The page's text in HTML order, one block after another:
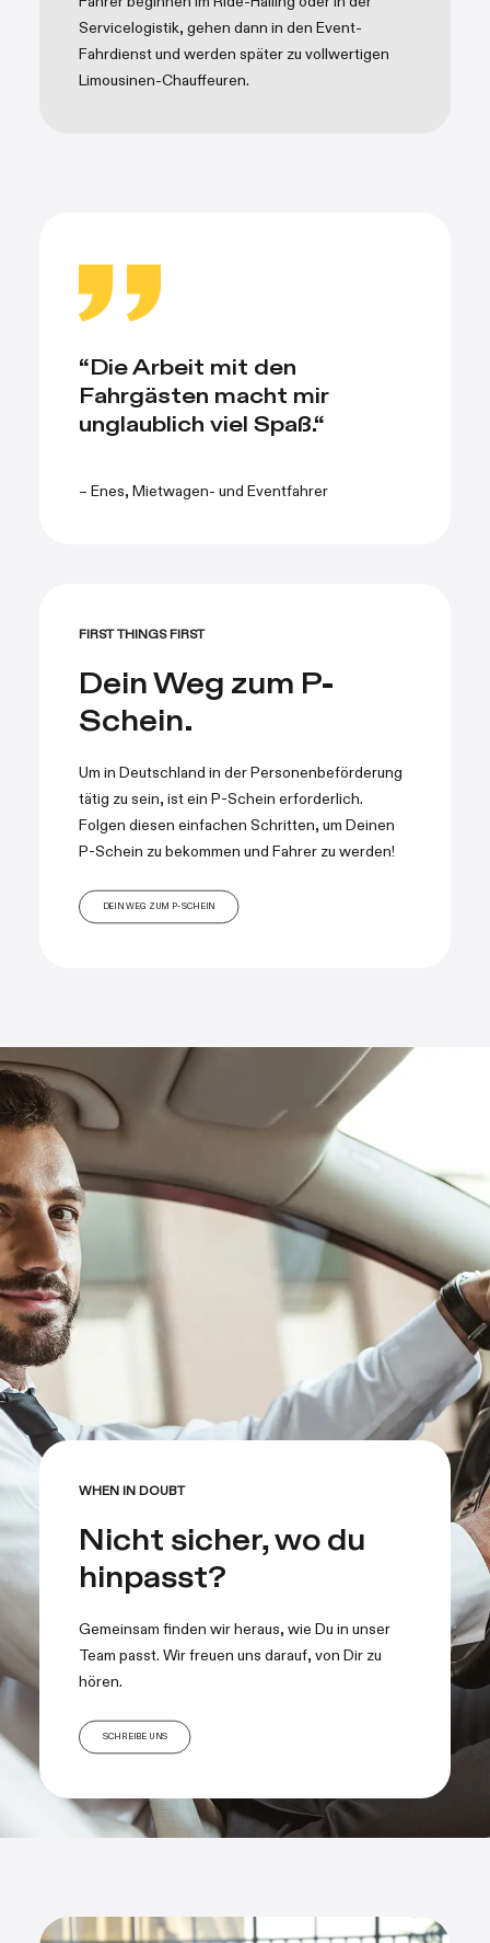
Servicelogistik, gehen dann in den Event-
Fahrdienst und werden später zu vollwertigen
Limousinen-Chauffeuren.
“Die Arbeit mit den
Fahrgästen macht mir
unglaublich viel Spaß.“
– Enes, Mietwagen- und Eventfahrer
FIRST THINGS FIRST
Dein Weg zum P-
Schein.
Um in Deutschland in der Personenbeförderung
tätig zu sein, ist ein P-Schein erforderlich.
Folgen diesen einfachen Schritten, um Deinen
P-Schein zu bekommen und Fahrer zu werden!
DEIN WEG ZUM P-SCHEIN
WHEN IN DOUBT
Nicht sicher, wo du
hinpasst?
Gemeinsam finden wir heraus, wie Du in unser
Team passt. Wir freuen uns darauf, von Dir zu
hören.
SCHREIBE UNS